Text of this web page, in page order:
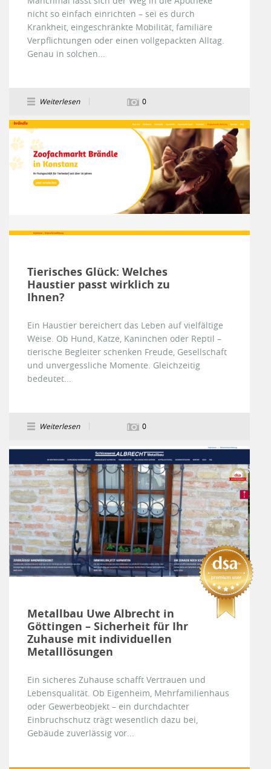
nicht so einfach einrichten – sei es durch
Krankheit, eingeschränkte Mobilität, familiäre
Verpflichtungen oder einen vollgepackten Alltag.
Genau in solchen...
Weiterlesen 0
Tierisches Glück: Welches
Haustier passt wirklich zu
Ihnen?
Ein Haustier bereichert das Leben auf vielfältige
Weise. Ob Hund, Katze, Kaninchen oder Reptil –
tierische Begleiter schenken Freude, Gesellschaft
und unvergessliche Momente. Gleichzeitig
bedeutet...
Weiterlesen 0
Metallbau Uwe Albrecht in
Göttingen – Sicherheit für Ihr
Zuhause mit individuellen
Metalllösungen
Ein sicheres Zuhause schafft Vertrauen und
Lebensqualität. Ob Eigenheim, Mehrfamilienhaus
oder Gewerbeobjekt – ein durchdachter
Einbruchschutz trägt wesentlich dazu bei,
Gebäude zuverlässig vor...